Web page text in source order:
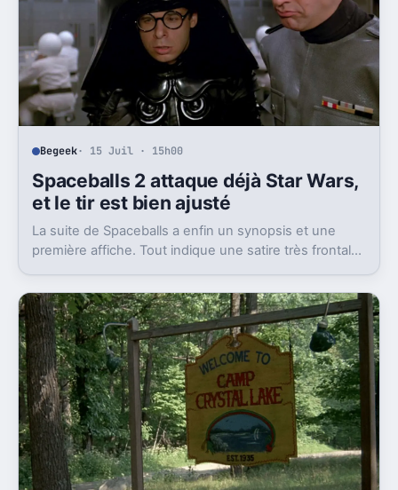
Begeek· 15 Juil · 15h00
Spaceballs 2 attaque déjà Star Wars,
et le tir est bien ajusté
La suite de Spaceballs a enfin un synopsis et une
première affiche. Tout indique une satire très frontale